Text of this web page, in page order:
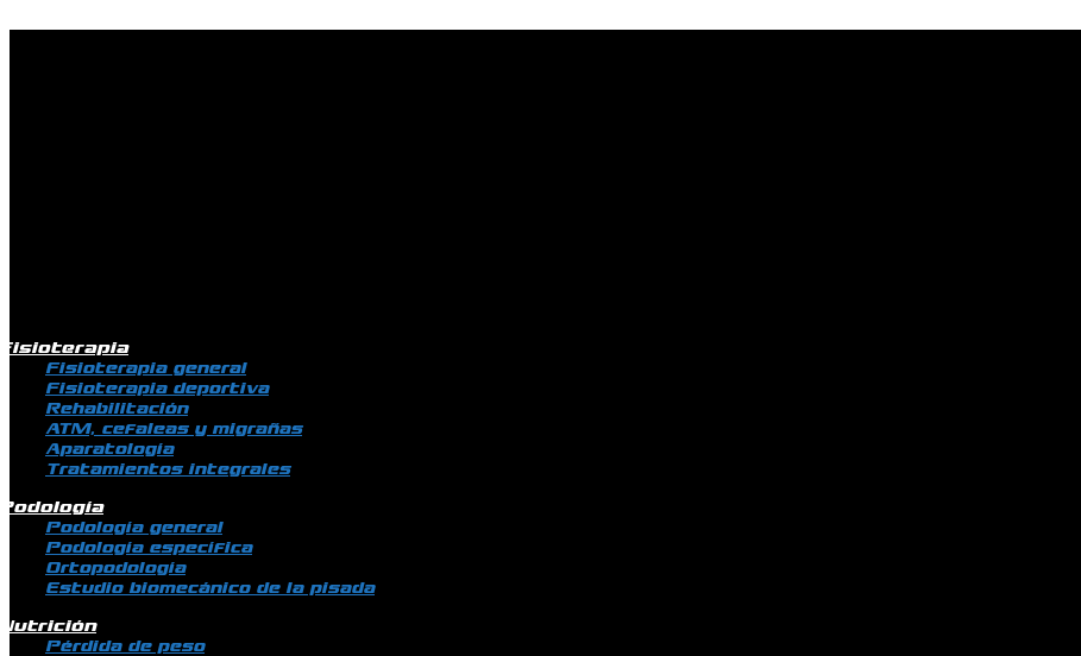
Fisioterapia general
Fisioterapia deportiva
Rehabilitación
ATM, cefaleas y migrañas
Aparatología
Tratamientos integrales
Podología general
Podología específica
Ortopodología
Estudio biomecánico de la pisada
Pérdida de peso